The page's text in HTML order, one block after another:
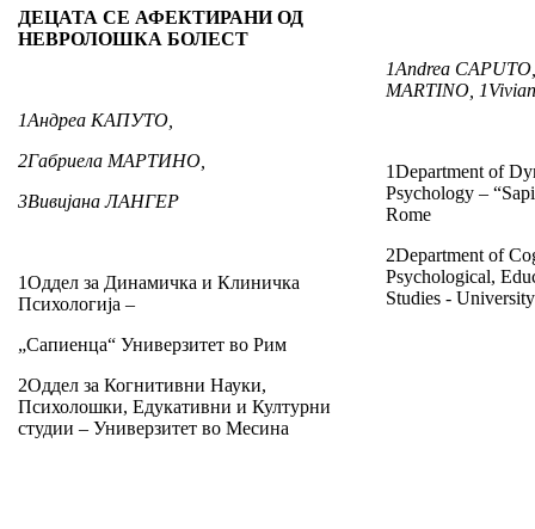
ДЕЦАТА СЕ АФЕКТИРАНИ ОД
НЕВРОЛОШКА БОЛЕСТ
1Андреа КАПУТО,
2Габриела МАРТИНО,
3Вивијана ЛАНГЕР
1Оддел за Динамичка и Клиничка
Психологија –
„Сапиенца“ Универзитет во Рим
2Оддел за Когнитивни Науки,
Психолошки, Едукативни и Културни
студии – Универзитет во Месина
1Andrea
MARTINO, 1
1Department of
Psychology –
Rome
2Department of
Psychological,
Studies -